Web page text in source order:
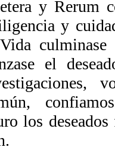
y Rerum
y
culminase
el
los